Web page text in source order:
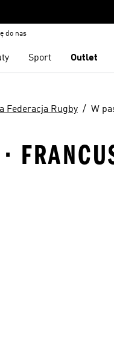
do nas
Sport Outlet
Federacja Rugby W